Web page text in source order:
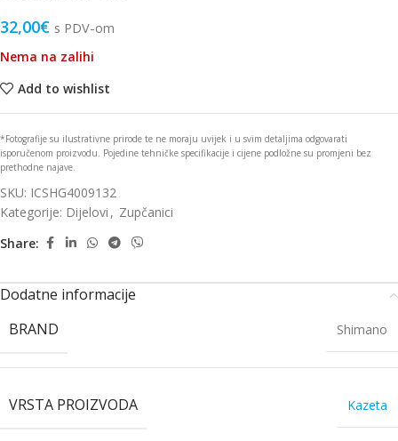
32,00€ s PDV-om
Nema na zalihi
Add to wishlist
*Fotografije su ilustrativne prirode te ne moraju uvijek i u svim detaljima odgovarati
isporučenom proizvodu. Pojedine tehničke specifikacije i cijene podložne su promjeni bez
prethodne najave.
SKU: ICSHG4009132
Kategorije: Dijelovi , Zupčanici
Share:
Dodatne informacije
BRAND
Shimano
VRSTA PROIZVODA Kazeta